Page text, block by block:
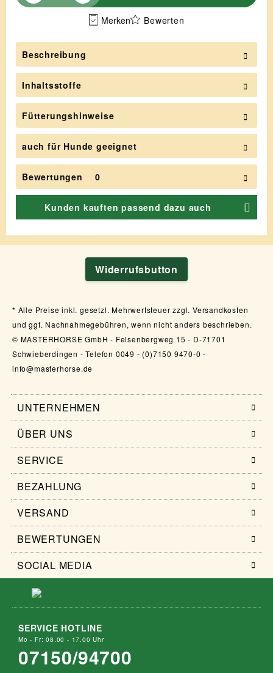
Merken Bewerten
Beschreibung
Inhaltsstoffe
Fütterungshinweise
auch für Hunde geeignet
Bewertungen 0
Kunden kauften passend dazu auch
Widerrufsbutton
Alle Preise inkl. gesetzl. Mehrwertsteuer zzgl. Versandkosten
und ggf. Nachnahmegebühren, wenn nicht anders beschrieben.
© MASTERHORSE GmbH - Felsenbergweg 15 - D-71701
Schwieberdingen - Telefon 0049 - (0)7150 9470-0 -
info@masterhorse.de
UNTERNEHMEN
ÜBER UNS
SERVICE
BEZAHLUNG
VERSAND
BEWERTUNGEN
SOCIAL MEDIA
SERVICE HOTLINE
Mo - Fr: 08.00 - 17.00 Uhr
07150/94700